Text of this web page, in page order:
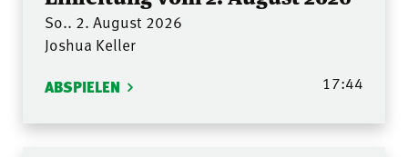
So.. 2. August 2026
Joshua Keller
ABSPIELEN 17:44